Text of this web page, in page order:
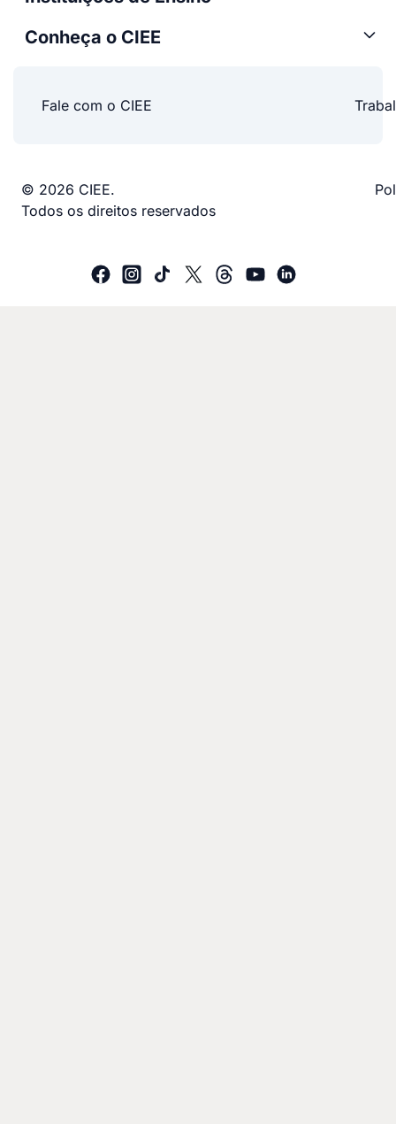
Conheça o CIEE
Fale com o CIEE
© 2026 CIEE.
Todos os direitos reservados